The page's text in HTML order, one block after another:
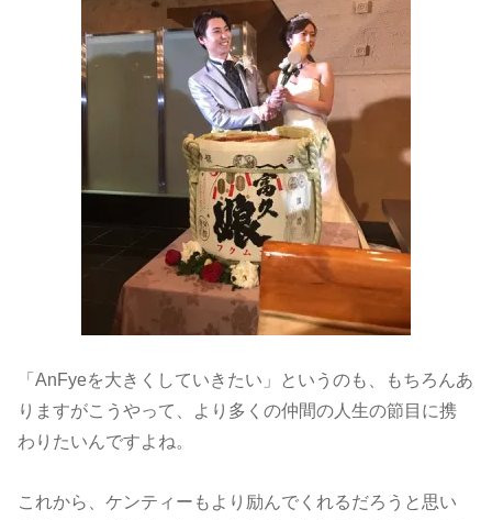
「AnFyeを大きくしていきたい」というのも、もちろんあ
りますがこうやって、より多くの仲間の人生の節目に携
わりたいんですよね。
これから、ケンティーもより励んでくれるだろうと思い